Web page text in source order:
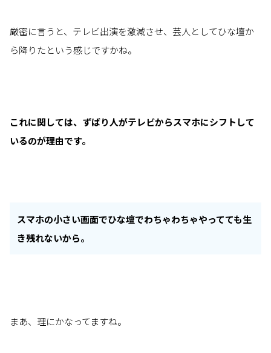
厳密に言うと、テレビ出演を激減させ、芸人としてひな壇か
ら降りたという感じですかね。
これに関しては、ずばり人がテレビからスマホにシフトして
いるのが理由です。
スマホの小さい画面でひな壇でわちゃわちゃやってても生
き残れないから。
まあ、理にかなってますね。